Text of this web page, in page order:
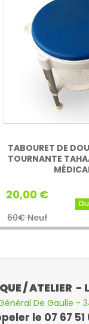
TABOURET DE
TOURNANTE
20,00 €
60€ Neuf
/ ATELIER -
De Gaulle -
le 07 67 51